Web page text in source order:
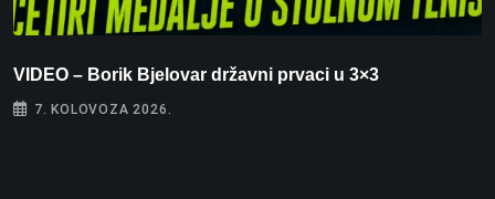
VIDEO – Borik Bjelovar državni prvaci u 3×3
7. KOLOVOZA 2026.